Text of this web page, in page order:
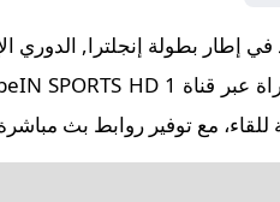
مع توفير روابط بث